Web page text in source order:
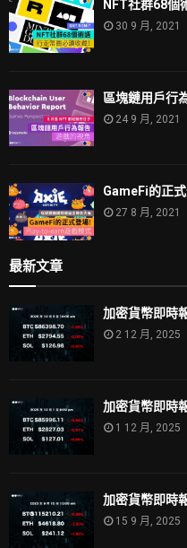
NFT社群68個
30 9 月, 2021
區塊鏈用戶行
24 9 月, 2021
GameFi的正
27 8 月, 2021
最新文章
加密貨幣即時
2 12 月, 2025
加密貨幣即時
1 12 月, 2025
加密貨幣即時
15 9 月, 2025